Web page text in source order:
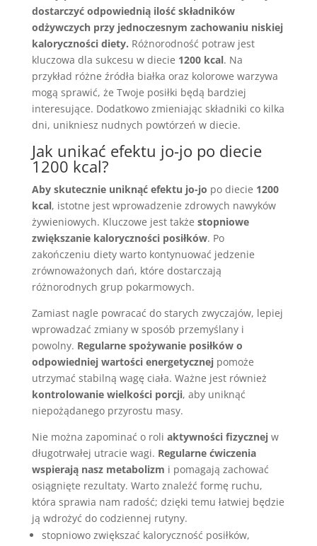
dostarczyć odpowiednią ilość składników
odżywczych przy jednoczesnym zachowaniu niskiej
kaloryczności diety. Różnorodność potraw jest
kluczowa dla sukcesu w diecie 1200 kcal. Na
przykład różne źródła białka oraz kolorowe warzywa
mogą sprawić, że Twoje posiłki będą bardziej
interesujące. Dodatkowo zmieniając składniki co kilka
dni, unikniesz nudnych powtórzeń w diecie.
Jak unikać efektu jo-jo po diecie
1200 kcal?
Aby skutecznie uniknąć efektu jo-jo po diecie 1200
kcal, istotne jest wprowadzenie zdrowych nawyków
żywieniowych. Kluczowe jest także stopniowe
zwiększanie kaloryczności posiłków. Po
zakończeniu diety warto kontynuować jedzenie
zrównoważonych dań, które dostarczają
różnorodnych grup pokarmowych.
Zamiast nagle powracać do starych zwyczajów, lepiej
wprowadzać zmiany w sposób przemyślany i
powolny. Regularne spożywanie posiłków o
odpowiedniej wartości energetycznejpomoże
utrzymać stabilną wagę ciała. Ważne jest również
kontrolowanie wielkości porcji, aby uniknąć
niepożądanego przyrostu masy.
Nie można zapominać o roli aktywności fizycznejw
długotrwałej utracie wagi. Regularne ćwiczenia
wspierają nasz metabolizm i pomagają zachować
osiągnięte rezultaty. Warto znaleźć formę ruchu,
która sprawia nam radość; dzięki temu łatwiej będzie
ją wdrożyć do codziennej rutyny.
stopniowo zwiększać kaloryczność posiłków,